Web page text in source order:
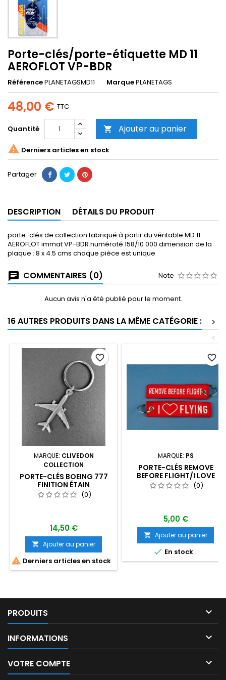
Porte-clés/porte-étiquette MD 11
AEROFLOT VP-BDR
RéférencePLANETAGSMD11 MarquePLANETAGS
48,00 € TTC
Quantité  Ajouter au panier
 Derniers articles en stock
Partager
DESCRIPTION DÉTAILS DU PRODUIT
porte-clés de collection fabriqué à partir du véritable MD 11
AEROFLOT immat VP-BDR numéroté 158/10 000 dimension de la
plaque : 8 x 4.5 cms chaque pièce est unique
COMMENTAIRES (0) Note
Aucun avis n'a été publié pour le moment.
16 AUTRES PRODUITS DANS LA MÊME CATÉGORIE :
>
<
MARQUE: CLIVEDON
COLLECTION
PORTE-CLÉS BOEING 777
FINITION ÉTAIN
(0)
14,50 €
 Ajouter au panier
 Derniers articles en stock
favorite_border
MARQUE: PS
PORTE-CLÉS REMOVE
BEFORE FLIGHT/I LOVE
FLYING
(0)
5,00 €
 Ajouter au panier
 En stock
favorite_border
PRODUITS 
INFORMATIONS 
VOTRE COMPTE 